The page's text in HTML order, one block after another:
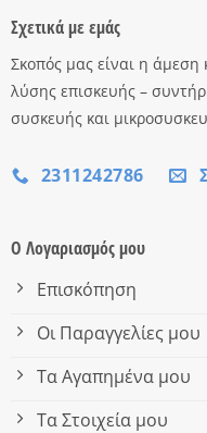
Σχετικά με εμάς
Σκοπός μας είναι η άμεση
λύσης επισκευής –
συσκευής και
2311242786
Ο Λογαριασμός μου
Επισκόπηση
Οι Παραγγελίες μου
Τα Αγαπημένα μου
Τα Στοιχεία μου